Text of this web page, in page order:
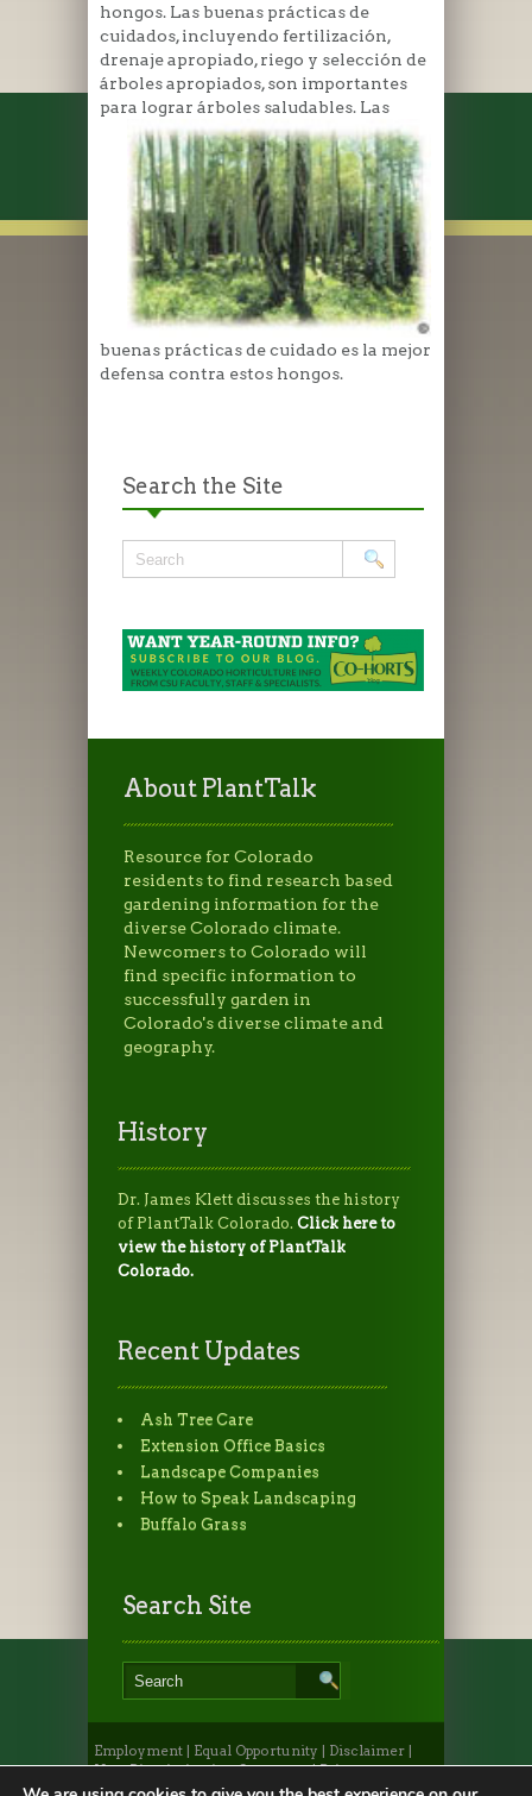
hongos. Las buenas prácticas de
cuidados, incluyendo fertilización,
drenaje apropiado, riego y selección de
árboles apropiados, son importantes
para lograr árboles saludables. Las
buenas prácticas de cuidado es la mejor
defensa contra estos hongos.
Search the Site
About PlantTalk
Resource for Colorado
residents to find research based
gardening information for the
diverse Colorado climate.
Newcomers to Colorado will
find specific information to
successfully garden in
Colorado's diverse climate and
geography.
History
Dr. James Klett discusses the history
of PlantTalk Colorado. Click here to
view the history of PlantTalk
Colorado.
Recent Updates
Ash Tree Care
Extension Office Basics
Landscape Companies
How to Speak Landscaping
Buffalo Grass
Search Site
Employment Equal Opportunity Disclaimer
Non-Discrimination Statement|Privacy
Statement|Provide Feedback| Webmaster|Apply